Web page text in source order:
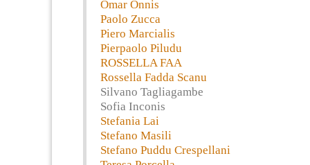
Omar Onnis
Paolo Zucca
Piero Marcialis
Pierpaolo Piludu
ROSSELLA FAA
Rossella Fadda Scanu
Silvano Tagliagambe
Sofia Inconis
Stefania Lai
Stefano Masili
Stefano Puddu Crespellani